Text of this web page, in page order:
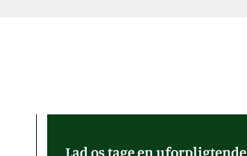
Lad os tage en uforpligtende